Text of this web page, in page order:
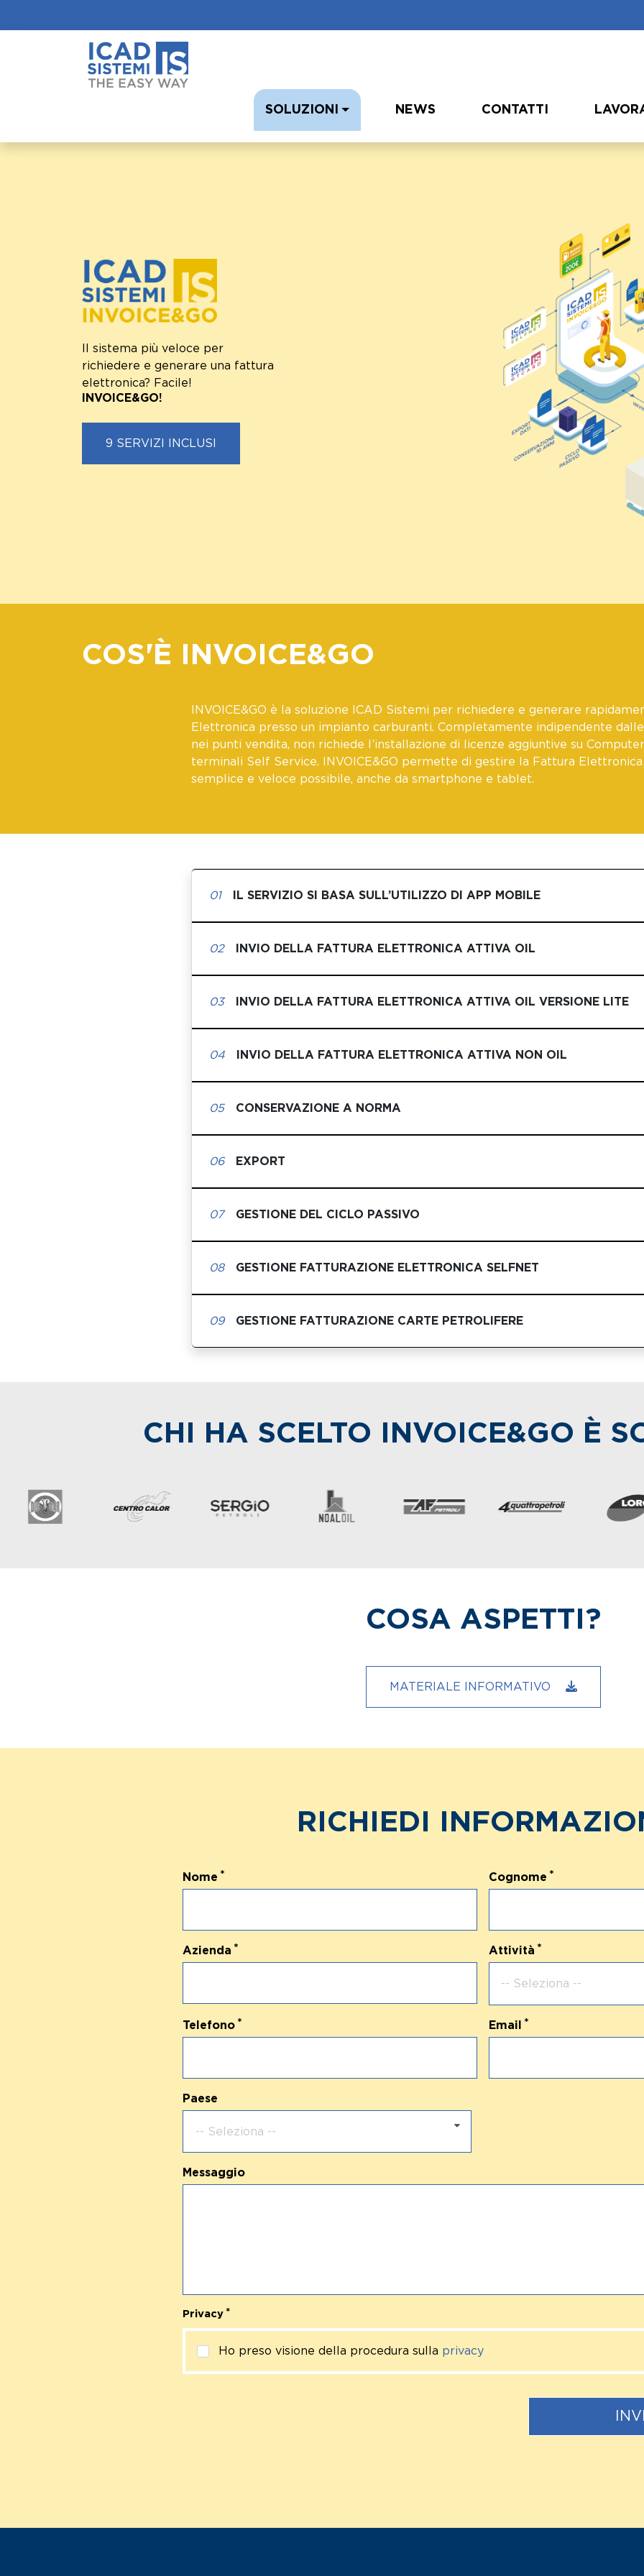
SOLUZIONI NEWS CONTATTI
Il sistema più veloce per
richiedere e generare una fattura
elettronica? Facile!
INVOICE&GO!
9 SERVIZI INCLUSI
COS'È INVOICE&GO
INVOICE&GO è la soluzione ICAD Sistemi per richiedere e generare
Elettronica presso un impianto carburanti. Completamente indipendente
nei punti vendita, non richiede l’installazione di licenze aggiuntive su
terminali Self Service. INVOICE&GO permette di gestire la Fattura
semplice e veloce possibile, anche da smartphone e tablet.
01 IL SERVIZIO SI BASA SULL’UTILIZZO DI APP MOBILE
02 INVIO DELLA FATTURA ELETTRONICA ATTIVA OIL
03 INVIO DELLA FATTURA ELETTRONICA ATTIVA OIL VERSIONE LITE
04 INVIO DELLA FATTURA ELETTRONICA ATTIVA NON OIL
05 CONSERVAZIONE A NORMA
06 EXPORT
07 GESTIONE DEL CICLO PASSIVO
08 GESTIONE FATTURAZIONE ELETTRONICA SELFNET
09 GESTIONE FATTURAZIONE CARTE PETROLIFERE
CHI HA SCELTO INVOICE&GO È
COSA ASPETTI?
MATERIALE INFORMATIVO
RICHIEDI
Nome Cognome
Azienda Attività
-- Seleziona --
Telefono Email
Paese
-- Seleziona --
Messaggio
Privacy
Ho preso visione della procedura sulla privacy